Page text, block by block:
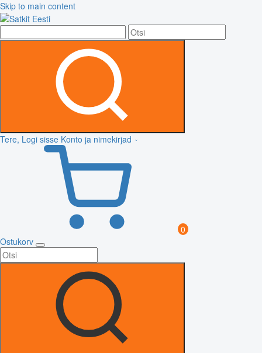
Skip to main content
Tere, Logi sisse Konto ja nimekirjad
0
Ostukorv